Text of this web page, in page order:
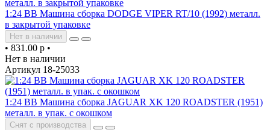
1:24 BB Машина сборка DODGE VIPER RT/10 (1992) металл.
в закрытой упаковке
Нет в наличии
• 831.00 р •
Нет в наличии
Артикул 18-25033
1:24 BB Машина сборка JAGUAR XK 120 ROADSTER (1951)
металл. в упак. с окошком
Снят с производства